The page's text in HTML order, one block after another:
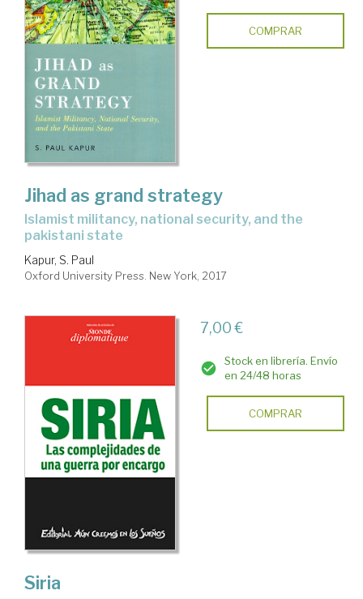
COMPRAR
Jihad as grand strategy
islamist militancy, national security, and the
pakistani state
Kapur, S. Paul
Oxford University Press. New York, 2017
7,00 €
Stock en librería. Envío
en 24/48 horas
COMPRAR
Siria